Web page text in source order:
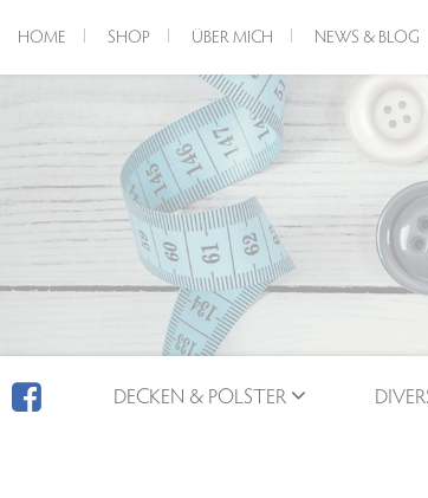
HOME SHOP ÜBER MICH NEWS & BLOG
DECKEN & POLSTER